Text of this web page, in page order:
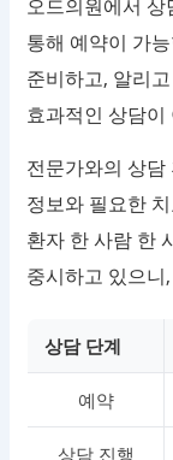
오드의원에서
통해 예약이 가
준비하고, 알리
효과적인 상담
전문가와의 상
정보와 필요한
환자 한 사람 한
중시하고 있으
상담 단계
예약
상담 진행